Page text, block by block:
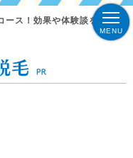
MENU
ス！効果や体験談を紹介し